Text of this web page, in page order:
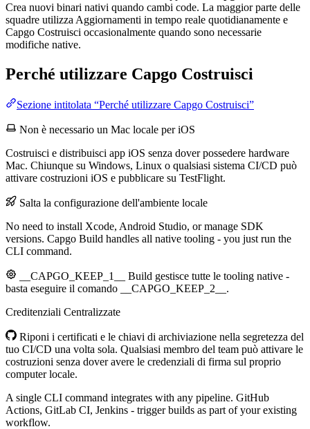
Crea nuovi binari nativi quando cambi code. La maggior parte delle
squadre utilizza Aggiornamenti in tempo reale quotidianamente e
Capgo Costruisci occasionalmente quando sono necessarie
modifiche native.
Perché utilizzare Capgo Costruisci
Sezione intitolata “Perché utilizzare Capgo Costruisci”
Non è necessario un Mac locale per iOS
Costruisci e distribuisci app iOS senza dover possedere hardware
Mac. Chiunque su Windows, Linux o qualsiasi sistema CI/CD può
attivare costruzioni iOS e pubblicare su TestFlight.
Salta la configurazione dell'ambiente locale
No need to install Xcode, Android Studio, or manage SDK
versions. Capgo Build handles all native tooling - you just run the
CLI command.
__CAPGO_KEEP_1__ Build gestisce tutte le tooling native -
basta eseguire il comando __CAPGO_KEEP_2__.
Creditenziali Centralizzate
Riponi i certificati e le chiavi di archiviazione nella segretezza del
tuo CI/CD una volta sola. Qualsiasi membro del team può attivare le
costruzioni senza dover avere le credenziali di firma sul proprio
computer locale.
A single CLI command integrates with any pipeline. GitHub
Actions, GitLab CI, Jenkins - trigger builds as part of your existing
workflow.